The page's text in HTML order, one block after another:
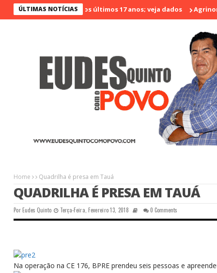
ÚLTIMAS NOTÍCIAS
o menos violento nos últimos 17 anos; veja dados Agrinort em
Home Quadrilha é presa em Tauá
QUADRILHA É PRESA EM TAUÁ
PorEudes Quinto Terça-Feira, Fevereiro 13, 2018 0 Comments
Na operação na CE 176, BPRE prendeu seis pessoas e